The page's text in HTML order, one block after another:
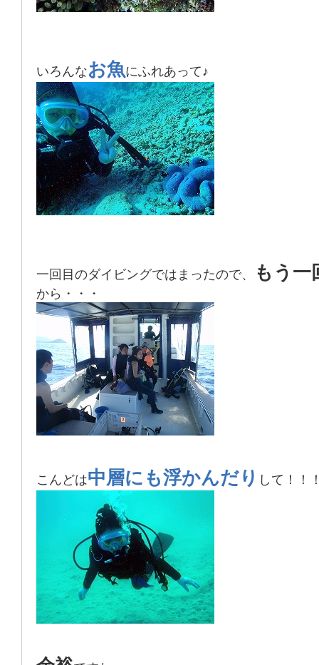
いろんなお魚にふれあって♪
一回目のダイビングではまったので、 もう一
から・・・
こんどは中層にも浮かんだり して！！